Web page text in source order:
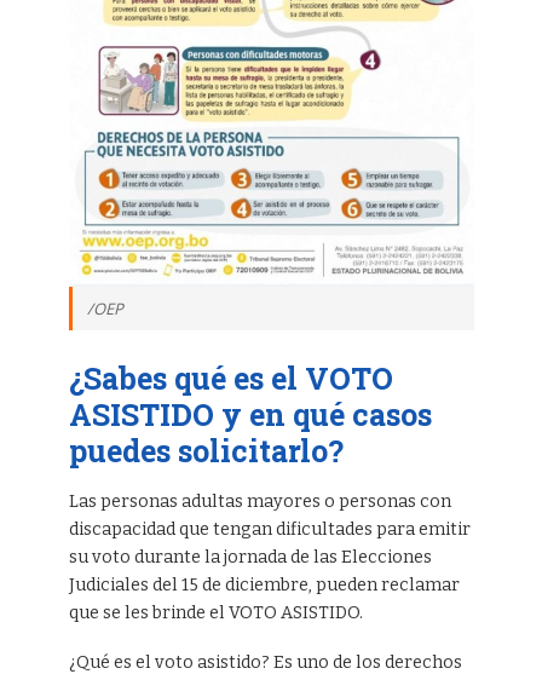
/OEP
¿Sabes qué es el VOTO
ASISTIDO y en qué casos
puedes solicitarlo?
Las personas adultas mayores o personas con
discapacidad que tengan dificultades para emitir
su voto durante la jornada de las Elecciones
Judiciales del 15 de diciembre, pueden reclamar
que se les brinde el VOTO ASISTIDO.
¿Qué es el voto asistido? Es uno de los derechos